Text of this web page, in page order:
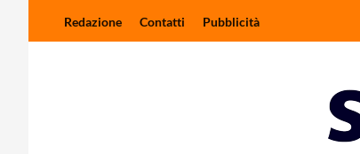
Redazione Contatti Pubblicità